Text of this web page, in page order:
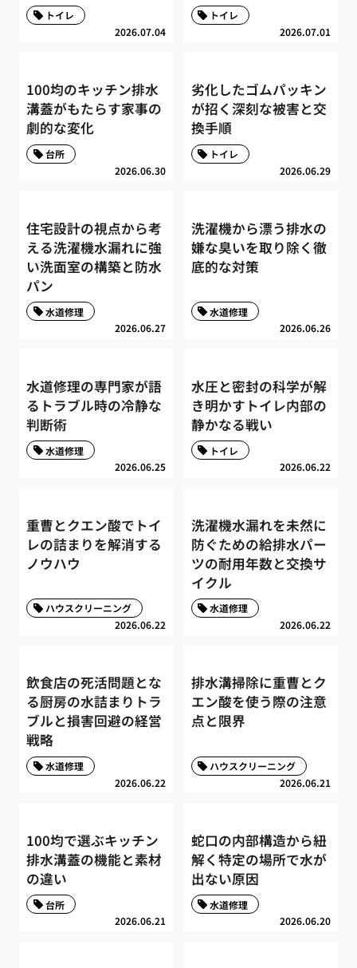
2026.07.04
トイレ
2026.07.01
トイレ
100均のキッチン排水
溝蓋がもたらす家事の
劇的な変化
2026.06.30
台所
劣化したゴムパッキン
が招く深刻な被害と交
換手順
2026.06.29
トイレ
住宅設計の視点から考
える洗濯機水漏れに強
い洗面室の構築と防水
パン
2026.06.27
水道修理
洗濯機から漂う排水の
嫌な臭いを取り除く徹
底的な対策
2026.06.26
水道修理
水道修理の専門家が語
るトラブル時の冷静な
判断術
2026.06.25
水道修理
水圧と密封の科学が解
き明かすトイレ内部の
静かなる戦い
2026.06.22
トイレ
重曹とクエン酸でトイ
レの詰まりを解消する
ノウハウ
2026.06.22
ハウスクリーニング
洗濯機水漏れを未然に
防ぐための給排水パー
ツの耐用年数と交換サ
イクル
2026.06.22
水道修理
飲食店の死活問題とな
る厨房の水詰まりトラ
ブルと損害回避の経営
戦略
2026.06.22
水道修理
排水溝掃除に重曹とク
エン酸を使う際の注意
点と限界
2026.06.21
ハウスクリーニング
100均で選ぶキッチン
排水溝蓋の機能と素材
の違い
2026.06.21
台所
蛇口の内部構造から紐
解く特定の場所で水が
出ない原因
2026.06.20
水道修理